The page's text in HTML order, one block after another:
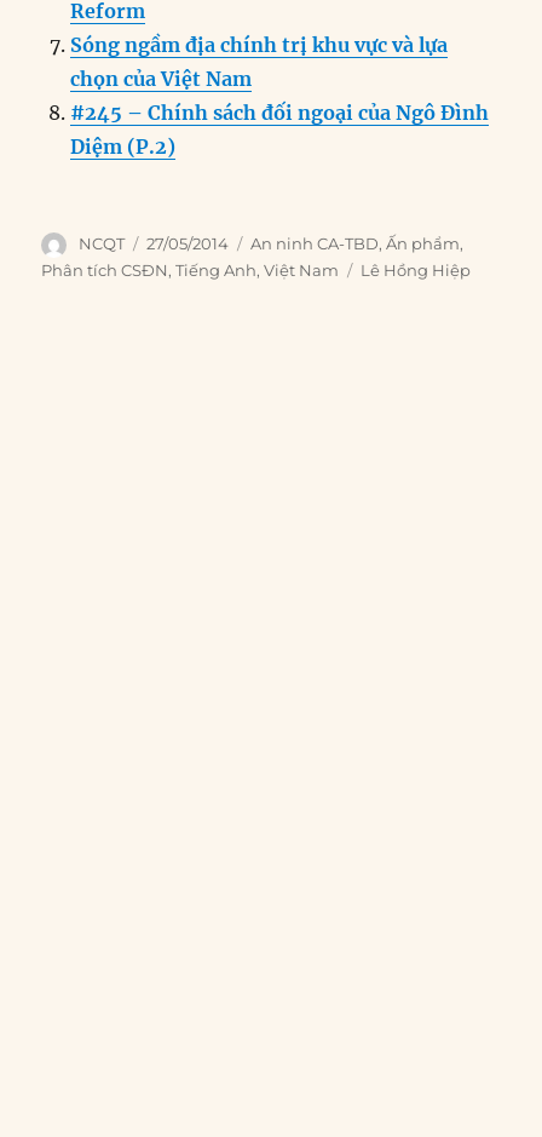
Reform
Sóng ngầm địa chính trị khu vực và lựa
chọn của Việt Nam
#245 – Chính sách đối ngoại của Ngô Đình
Diệm (P.2)
Author
NCQT
Posted
on
27/05/2014 Categories
An ninh CA-TBD,Ấn phẩm,
Phân tích CSĐN,Tiếng Anh,Việt Nam Tags
Lê Hồng Hiệp